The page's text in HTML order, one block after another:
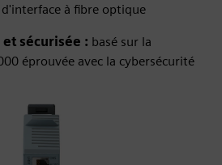
à fibre optique
sécurisée : basé sur la
éprouvée avec la cybersécurité